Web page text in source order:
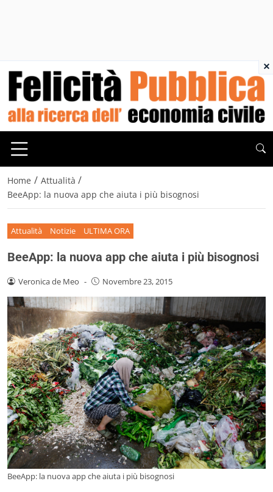
Home / Attualità /
BeeApp: la nuova app che aiuta i più bisognosi
Attualità Notizie ULTIMA ORA
BeeApp: la nuova app che aiuta i più bisognosi
Veronica de Meo - Novembre 23, 2015
BeeApp: la nuova app che aiuta i più bisognosi
×